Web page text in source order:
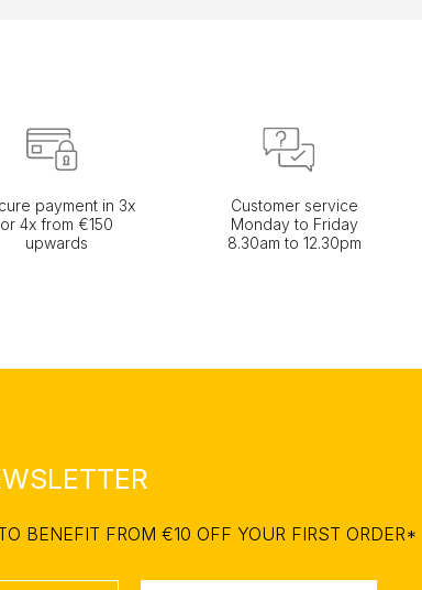
payment in 3x
or 4x from €150
upwards
Customer service
Monday to Friday
8.30am to 12.30pm
BENEFIT FROM €10 OFF YOUR FIRST ORDER*